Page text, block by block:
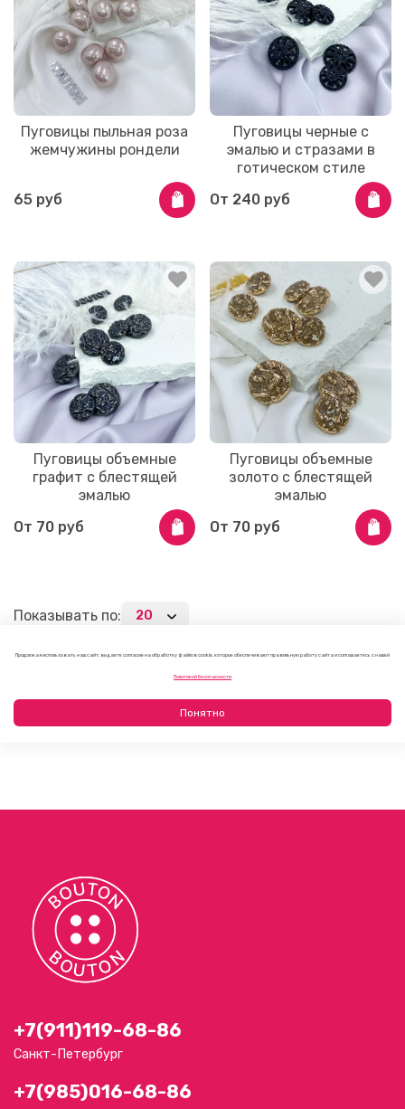
Пуговицы пыльная роза
жемчужины рондели
65 руб
Пуговицы черные с
эмалью и стразами в
готическом стиле
От 240 руб
Пуговицы объемные
графит с блестящей
эмалью
От 70 руб
Пуговицы объемные
золото с блестящей
эмалью
От 70 руб
Показывать по:
+7(911)119-68-86
Санкт-Петербург
+7(985)016-68-86
Продолжая использовать наш сайт, вы даете согласие на обработку файлов cookie, которые обеспечивают правильную работу сайта и соглашаетесь с нашей
Политикой безопасности
Понятно